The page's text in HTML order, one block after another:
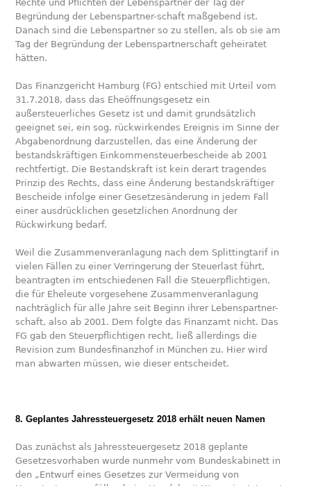
Rechte und Pflichten der Lebenspartner der Tag der
Begründung der Lebenspartner-schaft maßgebend ist.
Danach sind die Lebenspartner so zu stellen, als ob sie am
Tag der Begründung der Lebenspartnerschaft geheiratet
hätten.
Das Finanzgericht Hamburg (FG) entschied mit Urteil vom
31.7.2018, dass das Eheöffnungsgesetz ein
außersteuerliches Gesetz ist und damit grundsätzlich
geeignet sei, ein sog. rückwirkendes Ereignis im Sinne der
Abgabenordnung darzustellen, das eine Änderung der
bestandskräftigen Einkommensteuerbescheide ab 2001
rechtfertigt. Die Bestandskraft ist kein derart tragendes
Prinzip des Rechts, dass eine Änderung bestandskräftiger
Bescheide infolge einer Gesetzesänderung in jedem Fall
einer ausdrücklichen gesetzlichen Anordnung der
Rückwirkung bedarf.
Weil die Zusammenveranlagung nach dem Splittingtarif in
vielen Fällen zu einer Verringerung der Steuerlast führt,
beantragten im entschiedenen Fall die Steuerpflichtigen,
die für Eheleute vorgesehene Zusammenveranlagung
nachträglich für alle Jahre seit Beginn ihrer Lebenspartner-
schaft, also ab 2001. Dem folgte das Finanzamt nicht. Das
FG gab den Steuerpflichtigen recht, ließ allerdings die
Revision zum Bundesfinanzhof in München zu. Hier wird
man abwarten müssen, wie dieser entscheidet.
8. Geplantes Jahressteuergesetz 2018 erhält neuen Namen
Das zunächst als Jahressteuergesetz 2018 geplante
Gesetzesvorhaben wurde nunmehr vom Bundeskabinett in
den „Entwurf eines Gesetzes zur Vermeidung von